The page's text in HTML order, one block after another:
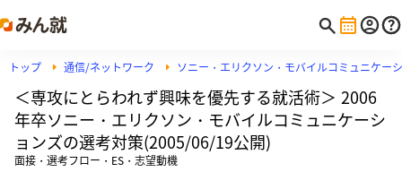
トップ 通信/ネットワーク ソニー・エリクソン・モバイルコミュニケー
＜専攻にとらわれず興味を優先する就活術＞ 2006
年卒ソニー・エリクソン・モバイルコミュニケーシ
ョンズの選考対策(2005/06/19公開)
面接・選考フロー・ES・志望動機